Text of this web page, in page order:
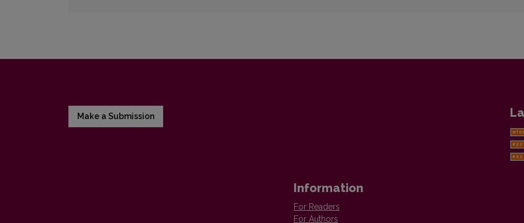
Make a Submission
Information
For Readers
For Authors